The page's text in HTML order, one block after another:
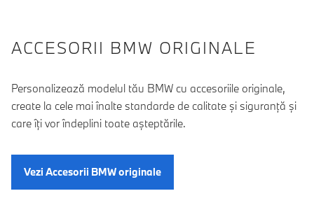
ACCESORII BMW ORIGINALE
Personalizează modelul tău BMW cu accesoriile originale,
create la cele mai înalte standarde de calitate şi siguranţă şi
care îţi vor îndeplini toate aşteptările.
Vezi Accesorii BMW originale